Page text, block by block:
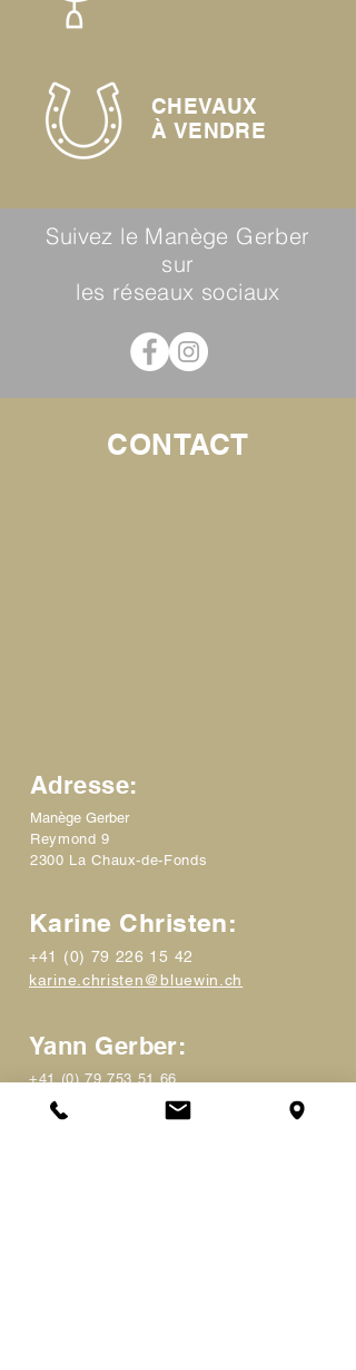
CHEVAUX
À VENDRE
Suivez le Manège Gerber
sur
les réseaux sociaux
CONTACT
Adresse:
Manège Gerber
Reymond 9
2300 La Chaux-de-Fonds
Karine Christen:
+41 (0) 79 226 15 42
karine.christen@bluewin.ch
Yann Gerber:
+41 (0) 79 753 51 66
gerber.yann@hotmail.com